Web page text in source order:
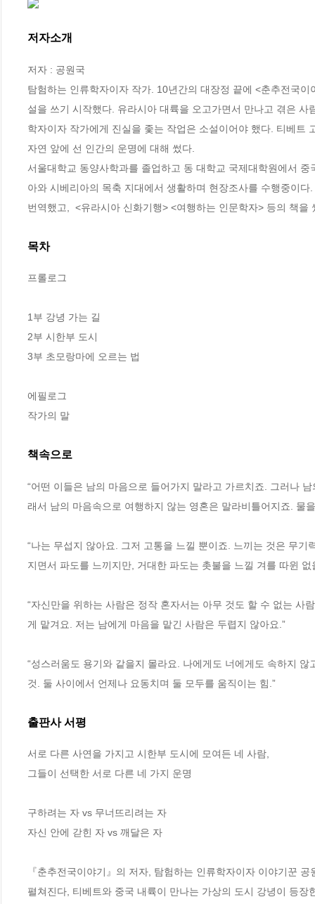
저자소개
저자 : 공원국
탐험하는 인류학자이자 작가. 10년간의 대장정 끝에 <춘추전국
설을 쓰기 시작했다. 유라시아 대륙을 오고가면서 만나고 겪은
학자이자 작가에게 진실을 좇는 작업은 소설이어야 했다. 티베트
자연 앞에 선 인간의 운명에 대해 썼다.
서울대학교 동양사학과를 졸업하고 동 대학교 국제대학원에서
아와 시베리아의 목축 지대에서 생활하며 현장조사를 수행중이
번역했고,  <유라시아 신화기행> <여행하는 인문학자> 등의 책을
목차
프롤로그
1부 강녕 가는 길
2부 시한부 도시
3부 초모랑마에 오르는 법
에필로그
작가의 말
책속으로
“어떤 이들은 남의 마음으로 들어가지 말라고 가르치죠. 그러나
래서 남의 마음속으로 여행하지 않는 영혼은 말라비틀어지죠. 물
“나는 무섭지 않아요. 그저 고통을 느낄 뿐이죠. 느끼는 것은 무
지면서 파도를 느끼지만, 거대한 파도는 촛불을 느낄 겨를 따윈
“자신만을 위하는 사람은 정작 혼자서는 아무 것도 할 수 없는 사
게 맡겨요. 저는 남에게 마음을 맡긴 사람은 두렵지 않아요.”
“성스러움도 용기와 같을지 몰라요. 나에게도 너에게도 속하지
것. 둘 사이에서 언제나 요동치며 둘 모두를 움직이는 힘.”
출판사 서평
서로 다른 사연을 가지고 시한부 도시에 모여든 네 사람,
그들이 선택한 서로 다른 네 가지 운명
구하려는 자 vs 무너뜨리려는 자
자신 안에 갇힌 자 vs 깨달은 자
『춘추전국이야기』의 저자, 탐험하는 인류학자이자 이야기꾼
펼쳐진다, 티베트와 중국 내륙이 만나는 가상의 도시 강녕이 등